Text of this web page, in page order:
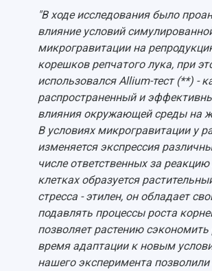
Аграрный карбоновый полигон
Архив
Фирменный стиль
Устойчивое развитие
Кампус
3D-тур по университету
Музеи
Учебный аэродром
Центр истории авиационных
Ботанический сад
Умный дом бабочек
Международный межвузовский
Сведения об образовательной
Подготовительные курсы
Библиотека
Видеолекции
Противодействие COVID-19
Научно-технические разработки
Конкурсы научных проектов и
Областной конкурс "Молодой
Отчеты о научно-
деятельности
Журналы Самарского
Научные конференции
Патенты
Публикации и издания
Отчеты о проведенных
"В ходе исследования было
влияние условий
микрогравитации на
корешков репчатого лука, при
использовался Allium-тест (**) -
распространенный и
влияния окружающей среды на
В условиях микрогравитации у
изменяется экспрессия
числе ответственных за реакцию
клетках образуется
стресса - этилен, он обладает
подавлять процессы роста
позволяет растению сэкономить
время адаптации к новым
нашего эксперимента позволили